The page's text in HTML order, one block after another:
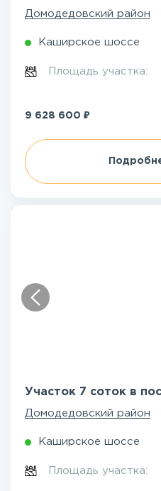
Домодедовский район
Каширское шоссе
Площадь участка:
9 628 600 ₽
Участок 7 соток в
Домодедовский район
Каширское шоссе
Площадь участка: